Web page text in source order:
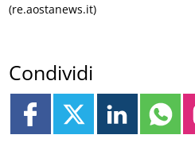
(re.aostanews.it)
Condividi